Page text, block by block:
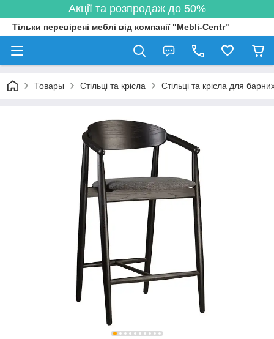
Акції та розпродаж до 50%
Тільки перевірені меблі від компанії "Mebli-Centr"
Товары Стільці та крісла Стільці та крісла для